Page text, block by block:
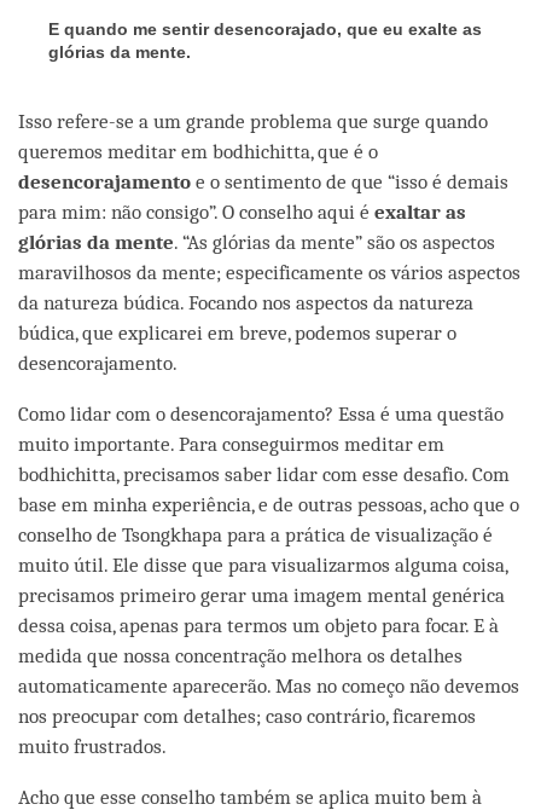
E quando me sentir desencorajado, que eu exalte as
glórias da mente.
Isso refere-se a um grande problema que surge quando
queremos meditar em bodhichitta, que é o
desencorajamento e o sentimento de que “isso é demais
para mim: não consigo”. O conselho aqui é exaltar as
glórias da mente. “As glórias da mente” são os aspectos
maravilhosos da mente; especificamente os vários aspectos
da natureza búdica. Focando nos aspectos da natureza
búdica, que explicarei em breve, podemos superar o
desencorajamento.
Como lidar com o desencorajamento? Essa é uma questão
muito importante. Para conseguirmos meditar em
bodhichitta, precisamos saber lidar com esse desafio. Com
base em minha experiência, e de outras pessoas, acho que o
conselho de Tsongkhapa para a prática de visualização é
muito útil. Ele disse que para visualizarmos alguma coisa,
precisamos primeiro gerar uma imagem mental genérica
dessa coisa, apenas para termos um objeto para focar. E à
medida que nossa concentração melhora os detalhes
automaticamente aparecerão. Mas no começo não devemos
nos preocupar com detalhes; caso contrário, ficaremos
muito frustrados.
Acho que esse conselho também se aplica muito bem à